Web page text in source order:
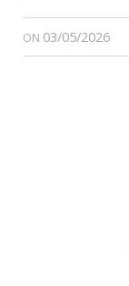
ON 03/05/2026